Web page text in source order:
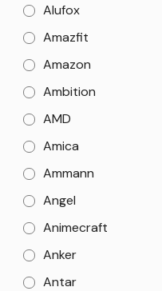
Alufox
Amazfit
Amazon
Ambition
AMD
Amica
Ammann
Angel
Animecraft
Anker
Antar